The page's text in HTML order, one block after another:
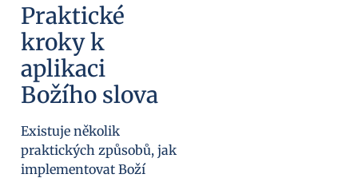
Praktické
kroky k
aplikaci
Božího slova
Existuje několik
praktických způsobů, jak
implementovat Boží